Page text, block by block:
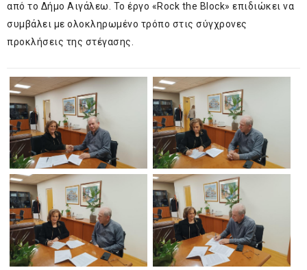
από το Δήμο Αιγάλεω. Το έργο «Rock the Block» επιδιώκει να
συμβάλει με ολοκληρωμένο τρόπο στις σύγχρονες
προκλήσεις της στέγασης.